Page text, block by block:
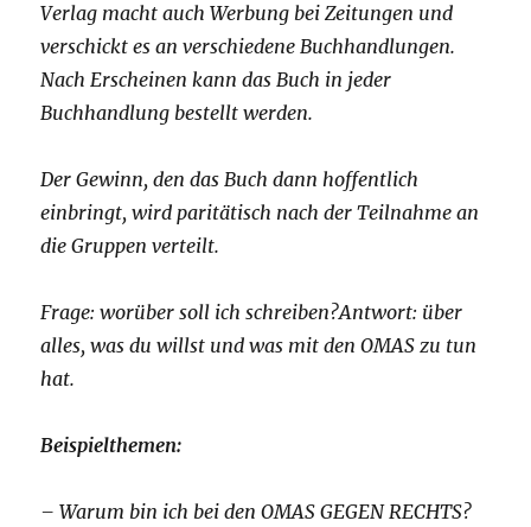
Verlag macht auch Werbung bei Zeitungen und
verschickt es an verschiedene Buchhandlungen.
Nach Erscheinen kann das Buch in jeder
Buchhandlung bestellt werden.
Der Gewinn, den das Buch dann hoffentlich
einbringt, wird paritätisch nach der Teilnahme an
die Gruppen verteilt.
Frage: worüber soll ich schreiben?Antwort: über
alles, was du willst und was mit den OMAS zu tun
hat.
Beispielthemen:
– Warum bin ich bei den OMAS GEGEN RECHTS?